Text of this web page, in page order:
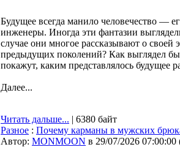
Будущее всегда манило человечество —
инженеры. Иногда эти фантазии
случае они многое рассказывают о
предыдущих поколений? Как выглядел
покажут, каким представлялось будущее
Далее...
Читать дальше... | 6380 байт
Разное : Почему карманы в мужских
Автор: MONMOON в 29/07/2026 07:00:00